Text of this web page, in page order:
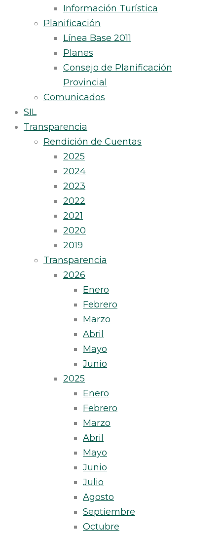
Información Turística
Planificación
Línea Base 2011
Planes
Consejo de Planificación
Provincial
Comunicados
SIL
Transparencia
Rendición de Cuentas
2025
2024
2023
2022
2021
2020
2019
Transparencia
2026
Enero
Febrero
Marzo
Abril
Mayo
Junio
2025
Enero
Febrero
Marzo
Abril
Mayo
Junio
Julio
Agosto
Septiembre
Octubre